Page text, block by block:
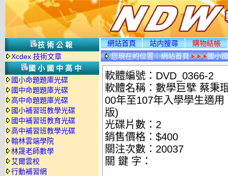
技術公報
Xcdex 技術文章
國小國中高中
國小命題題庫光碟
國中命題題庫光碟
高中命題題庫光碟
國小補習班教學光碟
國中補習班教育光碟
高中補習班教學光碟
翰林雲端學院
林晟老師數學
艾爾雲校
行動補習網
網站首頁 站内搜尋
購物結帳
您現在的位置：網站首頁
國小
情
軟體編號：DVD_0366-2
軟體名稱：數學巨擘 蔡秉
00年至107年入學學生適
版)
光碟片數：2
銷售價格：$400
關注次數： 20037
關 鍵 字：